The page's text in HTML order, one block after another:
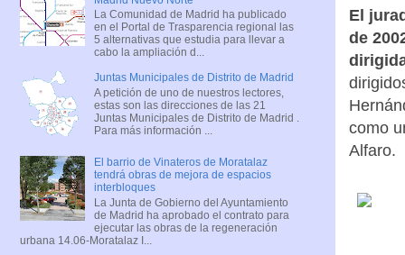
El
de
como
Alfaro.
La Comunidad de Madrid ha publicado
en el Portal de Trasparencia regional las
5 alternativas que estudia para llevar a
cabo la ampliación d...
Juntas Municipales de Distrito de Madrid
A petición de uno de nuestros lectores,
estas son las direcciones de las 21
Juntas Municipales de Distrito de Madrid .
Para más información ...
El barrio de Vinateros de Moratalaz
tendrá obras de mejora de espacios
interbloques
La Junta de Gobierno del Ayuntamiento
de Madrid ha aprobado el contrato para
ejecutar las obras de la regeneración
urbana 14.06-Moratalaz I...